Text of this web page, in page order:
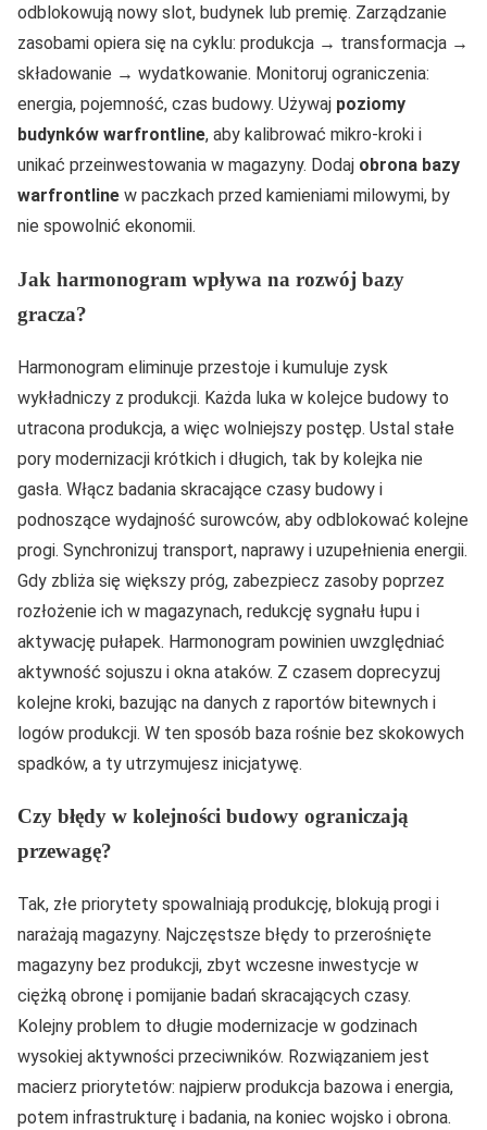
odblokowują nowy slot, budynek lub premię. Zarządzanie
zasobami opiera się na cyklu: produkcja → transformacja →
składowanie → wydatkowanie. Monitoruj ograniczenia:
energia, pojemność, czas budowy. Używaj poziomy
budynków warfrontline, aby kalibrować mikro-kroki i
unikać przeinwestowania w magazyny. Dodaj obrona bazy
warfrontline w paczkach przed kamieniami milowymi, by
nie spowolnić ekonomii.
Jak harmonogram wpływa na rozwój bazy
gracza?
Harmonogram eliminuje przestoje i kumuluje zysk
wykładniczy z produkcji. Każda luka w kolejce budowy to
utracona produkcja, a więc wolniejszy postęp. Ustal stałe
pory modernizacji krótkich i długich, tak by kolejka nie
gasła. Włącz badania skracające czasy budowy i
podnoszące wydajność surowców, aby odblokować kolejne
progi. Synchronizuj transport, naprawy i uzupełnienia energii.
Gdy zbliża się większy próg, zabezpiecz zasoby poprzez
rozłożenie ich w magazynach, redukcję sygnału łupu i
aktywację pułapek. Harmonogram powinien uwzględniać
aktywność sojuszu i okna ataków. Z czasem doprecyzuj
kolejne kroki, bazując na danych z raportów bitewnych i
logów produkcji. W ten sposób baza rośnie bez skokowych
spadków, a ty utrzymujesz inicjatywę.
Czy błędy w kolejności budowy ograniczają
przewagę?
Tak, złe priorytety spowalniają produkcję, blokują progi i
narażają magazyny. Najczęstsze błędy to przerośnięte
magazyny bez produkcji, zbyt wczesne inwestycje w
ciężką obronę i pomijanie badań skracających czasy.
Kolejny problem to długie modernizacje w godzinach
wysokiej aktywności przeciwników. Rozwiązaniem jest
macierz priorytetów: najpierw produkcja bazowa i energia,
potem infrastrukturę i badania, na koniec wojsko i obrona.